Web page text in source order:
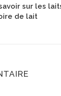
sur les
de lait